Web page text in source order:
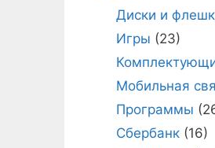
Диски и
Игры (23)
Мобильная
Программы
Сбербанк(16)